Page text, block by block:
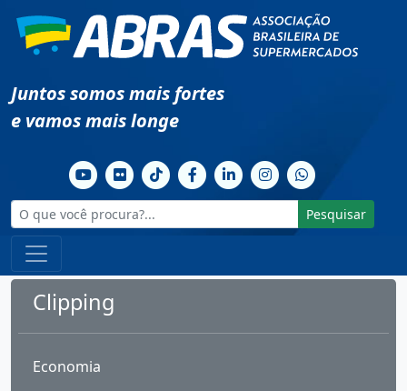
Juntos somos mais fortes
e vamos mais longe
Pesquisar
Clipping
Economia